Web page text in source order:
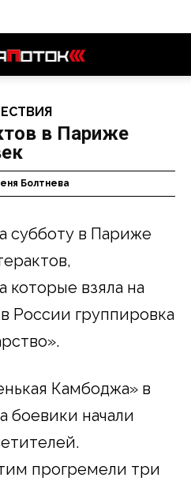
в Париже
Болтнева
субботу в Париже
которые взяла на
России группировка
Камбоджа» в
боевики начали
прогремели три